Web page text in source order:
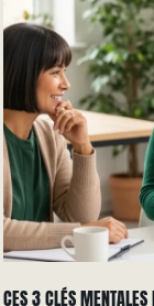
CES 3 CLÉS